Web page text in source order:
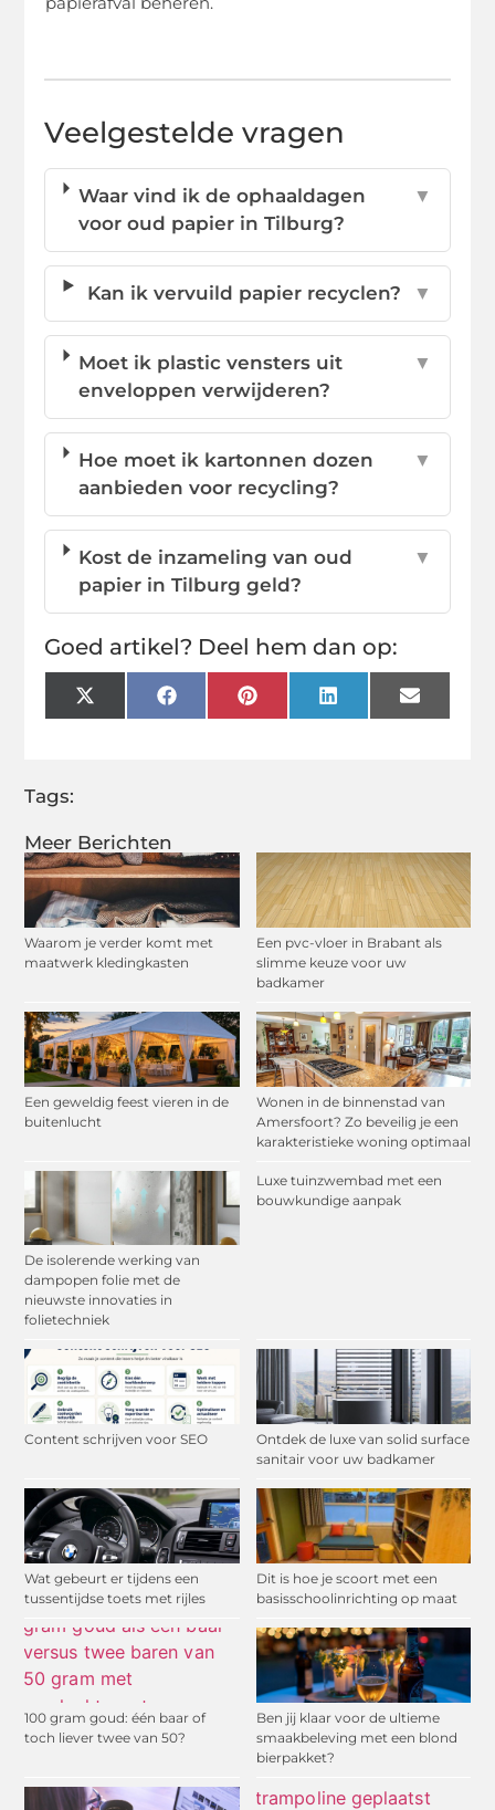
Meer Berichten
Waarom je verder komt met
maatwerk kledingkasten
Een pvc-vloer in Brabant als
slimme keuze voor uw
badkamer
Een geweldig feest vieren in de
buitenlucht
Wonen in de binnenstad van
Amersfoort? Zo beveilig je een
karakteristieke woning optimaal
De isolerende werking van
dampopen folie met de
nieuwste innovaties in
folietechniek
Luxe tuinzwembad met een
bouwkundige aanpak
Content schrijven voor SEO
Ontdek de luxe van solid surface
sanitair voor uw badkamer
Wat gebeurt er tijdens een
tussentijdse toets met rijles
Dit is hoe je scoort met een
basisschoolinrichting op maat
100 gram goud: één baar of
toch liever twee van 50?
Ben jij klaar voor de ultieme
smaakbeleving met een blond
bierpakket?
Veelgestelde vragen
Waar vind ik de ophaaldagen
voor oud papier in Tilburg?
▼
Kan ik vervuild papier recyclen? ▼
Moet ik plastic vensters uit
enveloppen verwijderen?
▼
Hoe moet ik kartonnen dozen
aanbieden voor recycling?
▼
Kost de inzameling van oud
papier in Tilburg geld?
▼
Goed artikel? Deel hem dan op:
X
(Twitter)
FacebookPinterestLinkedInEmail
Tags: